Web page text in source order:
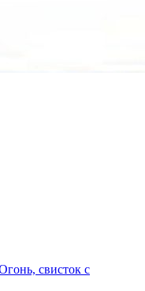
свисток с